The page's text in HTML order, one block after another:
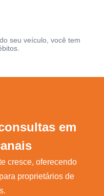
seu veículo, você tem
em
cresce, oferecendo
proprietários de